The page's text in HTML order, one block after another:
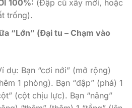
100%: (Đập cũ xây mới, hoặc
trống).
“Lớn” (Đại tu – Chạm vào
dụ: Bạn “cơi nới” (mở rộng)
1 phòng). Bạn “đập” (phá) 1
(cột chịu lực). Bạn “nâng”